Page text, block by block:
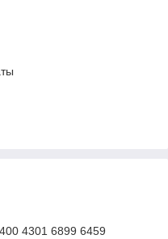
4301 6899 6459